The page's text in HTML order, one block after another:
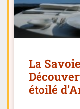
La
étoilé